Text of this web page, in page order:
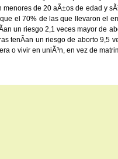
de 20 aÃ±os de edad y
el 70% de las que llevaron el
un riesgo 2,1 veces mayor de
tenÃ­an un riesgo de aborto 9,5
o vivir en uniÃ³n, en vez de